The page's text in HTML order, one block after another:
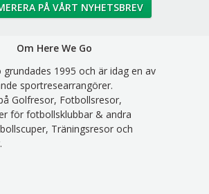
PÅ VÅRT NYHETSBREV
Om Here We Go
grundades 1995 och är idag en av
sportresearrangörer.
Golfresor, Fotbollsresor,
för fotbollsklubbar & andra
Träningsresor och